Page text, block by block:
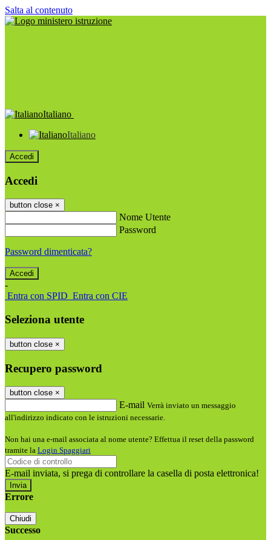
Salta al contenuto
Italiano
Italiano
Accedi
Accedi
button close ×
Nome Utente
Password
Password dimenticata?
-
Entra con SPID Entra con CIE
Seleziona utente
button close ×
Recupero password
button close ×
E-mail Verrà inviato un messaggio
all'indirizzo indicato con le istruzioni necessarie.
Non hai una e-mail associata al nome utente? Effettua il reset della password
tramite la Login Spaggiari
E-mail inviata, si prega di controllare la casella di posta elettronica!
Errore
Chiudi
Successo